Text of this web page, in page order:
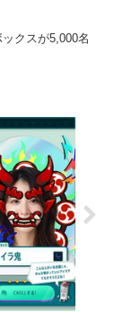
クスが5,000名